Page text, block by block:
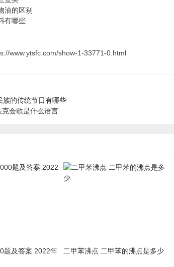
油的区别
有哪些
www.ytsfc.com/show-1-33771-0.html
族的传统节日有哪些
克会歌是什么语言
题及答案 2022年
二甲苯沸点 二甲苯的沸点是多少